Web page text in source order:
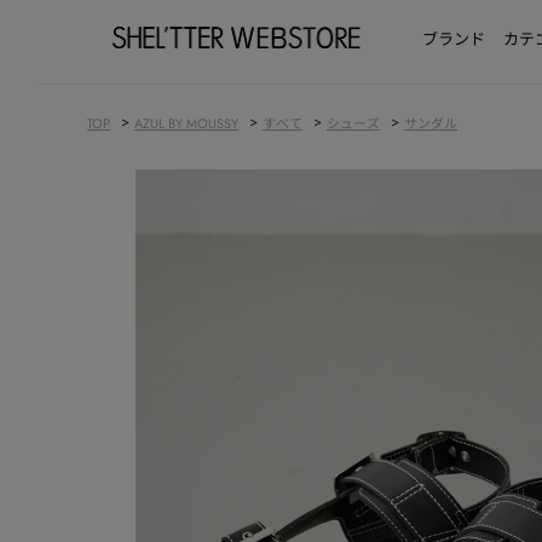
ブランド カテ
TOP > AZUL BY MOUSSY > すべて > シューズ > サンダル